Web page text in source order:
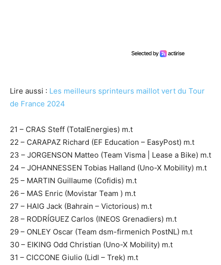
Lire aussi : Les meilleurs sprinteurs maillot vert du Tour
de France 2024
21 – CRAS Steff (TotalEnergies) m.t
22 – CARAPAZ Richard (EF Education – EasyPost) m.t
23 – JORGENSON Matteo (Team Visma | Lease a Bike) m.t
24 – JOHANNESSEN Tobias Halland (Uno-X Mobility) m.t
25 – MARTIN Guillaume (Cofidis) m.t
26 – MAS Enric (Movistar Team ) m.t
27 – HAIG Jack (Bahrain – Victorious) m.t
28 – RODRÍGUEZ Carlos (INEOS Grenadiers) m.t
29 – ONLEY Oscar (Team dsm-firmenich PostNL) m.t
30 – EIKING Odd Christian (Uno-X Mobility) m.t
31 – CICCONE Giulio (Lidl – Trek) m.t